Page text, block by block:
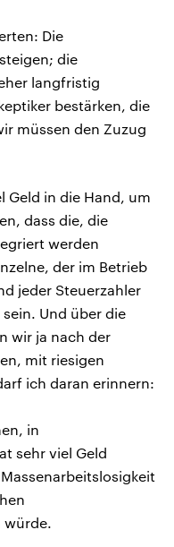
Die
die
langfristig
bestärken, die
müssen den Zuzug
Geld in die Hand, um
dass die, die
werden
der im Betrieb
jeder Steuerzahler
Und über die
wir ja nach der
mit riesigen
ich daran erinnern:
in
sehr viel Geld
würde.